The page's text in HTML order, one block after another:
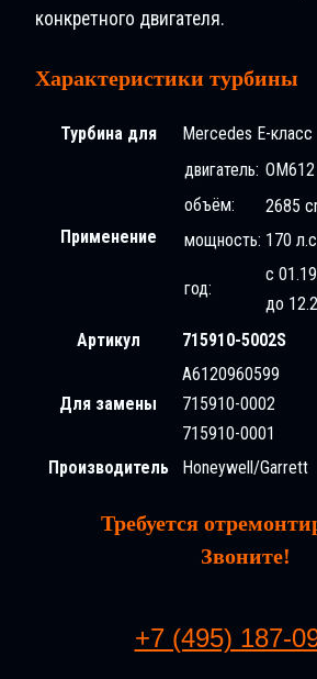
конкретного двигателя.
Характеристики турбины
Турбина для Mercedes E-класс
Применение
двигатель: OM612
объём:
2685
мощность: 170
год:
с
до
Артикул
715910-5002S
Для замены
A6120960599
715910-0002
715910-0001
Производитель
Honeywell/Garrett
Требуется
Звоните!
+7 (495) 187-